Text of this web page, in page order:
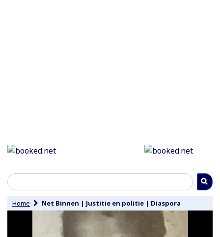
Home Net Binnen | Justitie en politie | Diaspora